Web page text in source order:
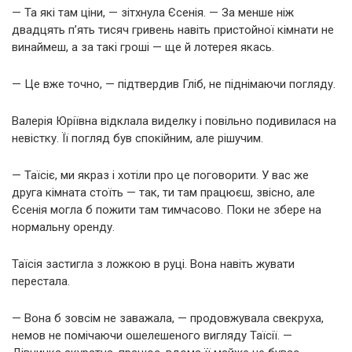
— Та які там ціни, — зітхнула Єсенія. — За менше ніж
двадцять п’ять тисяч гривень навіть пристойної кімнати не
винаймеш, а за такі гроші — ще й лотерея якась.
— Це вже точно, — підтвердив Гліб, не піднімаючи погляду.
Валерія Юріївна відклала виделку і повільно подивилася на
невістку. Її погляд був спокійним, але рішучим.
— Таїсіє, ми якраз і хотіли про це поговорити. У вас же
друга кімната стоїть — так, ти там працюєш, звісно, але
Єсенія могла б пожити там тимчасово. Поки не збере на
нормальну оренду.
Таїсія застигла з ложкою в руці. Вона навіть жувати
перестала.
— Вона б зовсім не заважала, — продовжувала свекруха,
немов не помічаючи ошелешеного вигляду Таїсії. —